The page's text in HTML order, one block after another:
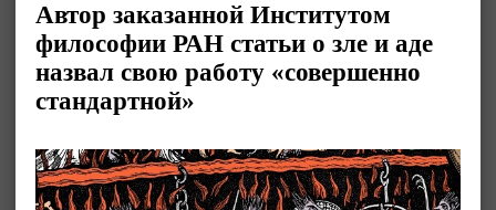
Автор заказанной Институтом
философии РАН статьи о зле и аде
назвал свою работу «совершенно
стандартной»